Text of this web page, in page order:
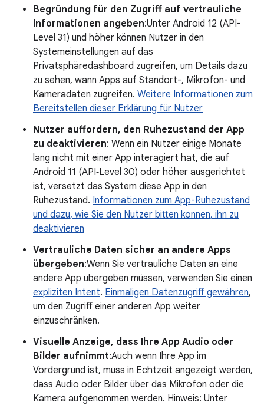
Begründung für den Zugriff auf vertrauliche
Informationen angeben:Unter Android 12 (API-
Level 31) und höher können Nutzer in den
Systemeinstellungen auf das
Privatsphäredashboard zugreifen, um Details dazu
zu sehen, wann Apps auf Standort-, Mikrofon- und
Kameradaten zugreifen. Weitere Informationen zum
Bereitstellen dieser Erklärung für Nutzer
Nutzer auffordern, den Ruhezustand der App
zu deaktivieren: Wenn ein Nutzer einige Monate
lang nicht mit einer App interagiert hat, die auf
Android 11 (API‑Level 30) oder höher ausgerichtet
ist, versetzt das System diese App in den
Ruhezustand. Informationen zum App-Ruhezustand
und dazu, wie Sie den Nutzer bitten können, ihn zu
deaktivieren
Vertrauliche Daten sicher an andere Apps
übergeben:Wenn Sie vertrauliche Daten an eine
andere App übergeben müssen, verwenden Sie einen
expliziten Intent. Einmaligen Datenzugriff gewähren,
um den Zugriff einer anderen App weiter
einzuschränken.
Visuelle Anzeige, dass Ihre App Audio oder
Bilder aufnimmt:Auch wenn Ihre App im
Vordergrund ist, muss in Echtzeit angezeigt werden,
dass Audio oder Bilder über das Mikrofon oder die
Kamera aufgenommen werden. Hinweis: Unter